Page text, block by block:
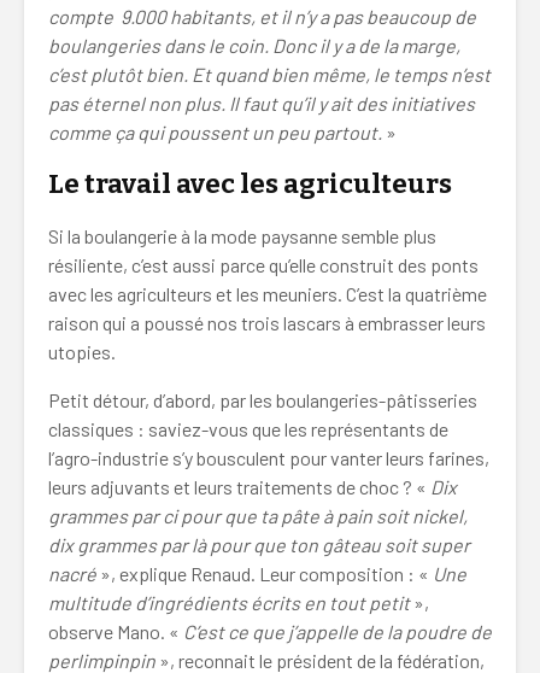
compte 9.000 habitants, et il n’y a pas beaucoup de
boulangeries dans le coin. Donc il y a de la marge,
c’est plutôt bien. Et quand bien même, le temps n’est
pas éternel non plus. Il faut qu’il y ait des initiatives
comme ça qui poussent un peu partout. »
Le travail avec les agriculteurs
Si la boulangerie à la mode paysanne semble plus
résiliente, c’est aussi parce qu’elle construit des ponts
avec les agriculteurs et les meuniers. C’est la quatrième
raison qui a poussé nos trois lascars à embrasser leurs
utopies.
Petit détour, d’abord, par les boulangeries-pâtisseries
classiques : saviez-vous que les représentants de
l’agro-industrie s’y bousculent pour vanter leurs farines,
leurs adjuvants et leurs traitements de choc ? « Dix
grammes par ci pour que ta pâte à pain soit nickel,
dix grammes par là pour que ton gâteau soit super
nacré », explique Renaud. Leur composition : « Une
multitude d’ingrédients écrits en tout petit »,
observe Mano. « C’est ce que j’appelle de la poudre de
perlimpinpin », reconnait le président de la fédération,